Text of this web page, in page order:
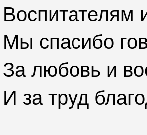
Воспитателям
Мы спасибо
За любовь и
И за труд